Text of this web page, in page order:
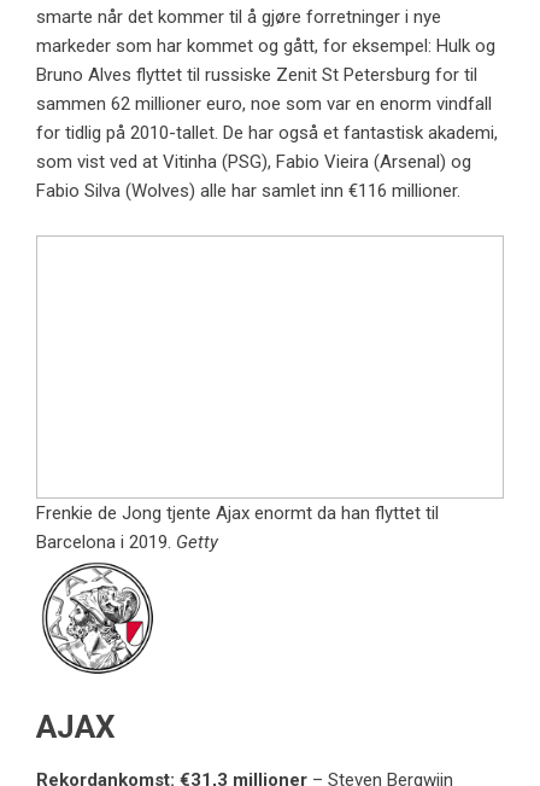
smarte når det kommer til å gjøre forretninger i nye
markeder som har kommet og gått, for eksempel: Hulk og
Bruno Alves flyttet til russiske Zenit St Petersburg for til
sammen 62 millioner euro, noe som var en enorm vindfall
for tidlig på 2010-tallet. De har også et fantastisk akademi,
som vist ved at Vitinha (PSG), Fabio Vieira (Arsenal) og
Fabio Silva (Wolves) alle har samlet inn €116 millioner.
Frenkie de Jong tjente Ajax enormt da han flyttet til
Barcelona i 2019. Getty
AJAX
Rekordankomst: €31,3 millioner – Steven Bergwijn